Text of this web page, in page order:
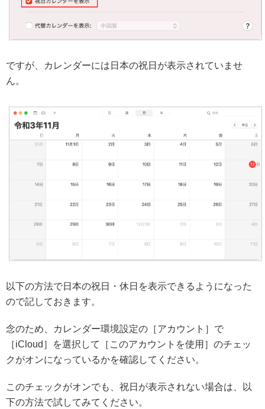
ですが、カレンダーには日本の祝日が表示されていませ
ん。
以下の方法で日本の祝日・休日を表示できるようになった
ので記しておきます。
念のため、カレンダー環境設定の［アカウント］で
［iCloud］を選択して［このアカウントを使用］のチェッ
クがオンになっているかを確認してください。
このチェックがオンでも、祝日が表示されない場合は、以
下の方法で試してみてください。